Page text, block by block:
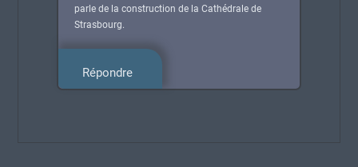
parle de la construction de la Cathédrale de
Strasbourg.
Répondre